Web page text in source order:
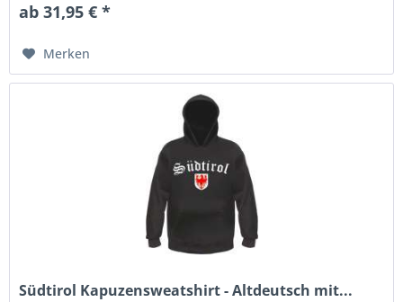
ab 31,95 € *
Merken
Südtirol Kapuzensweatshirt - Altdeutsch mit...